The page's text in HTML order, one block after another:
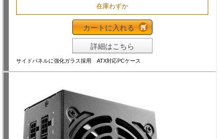
在庫わずか
カートに入れる
詳細はこちら
サイドパネルに強化ガラス採用 ATX対応PCケース